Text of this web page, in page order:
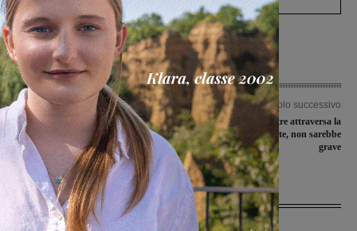
Articolo precedente
Riprende l’abbattimento dei pini, in
via Castellana e piazza Benassai
Articolo successivo
Pedone investito mentre attraversa la
strada su via Dante, non sarebbe
grave
Ultime Notizie